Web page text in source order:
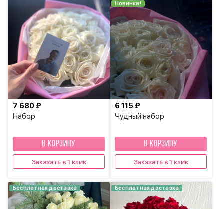
Набор
7 680 ₽
В КОРЗИНУ
Заказать в 1 клик
Новинка!
Чудный набор
6 115 ₽
В КОРЗИНУ
Заказать в 1 клик
Бесплатная доставка Бесплатная доставка